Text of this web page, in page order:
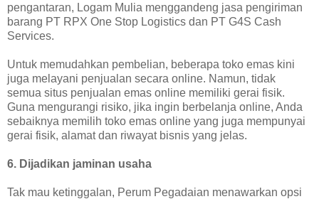
pengantaran, Logam Mulia menggandeng jasa pengiriman
barang PT RPX One Stop Logistics dan PT G4S Cash
Services.
Untuk memudahkan pembelian, beberapa toko emas kini
juga melayani penjualan secara online. Namun, tidak
semua situs penjualan emas online memiliki gerai fisik.
Guna mengurangi risiko, jika ingin berbelanja online, Anda
sebaiknya memilih toko emas online yang juga mempunyai
gerai fisik, alamat dan riwayat bisnis yang jelas.
6. Dijadikan jaminan usaha
Tak mau ketinggalan, Perum Pegadaian menawarkan opsi